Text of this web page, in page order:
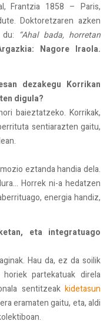
Frantzia 1858 – Paris,
Doktoretzaren azken
“Ahal bada, horretan
Nagore Iraola.
dezakegu Korrikan
digula?
baieztatzeko. Korrikak,
sentiarazten gaitu,
eztanda handia dela.
Horrek ni-a hedatzen
energia handiz,
eta integratuago
Hau da, ez da soilik
partekatuak direla
sentitzeakkidetasun
eramaten gaitu, eta, aldi